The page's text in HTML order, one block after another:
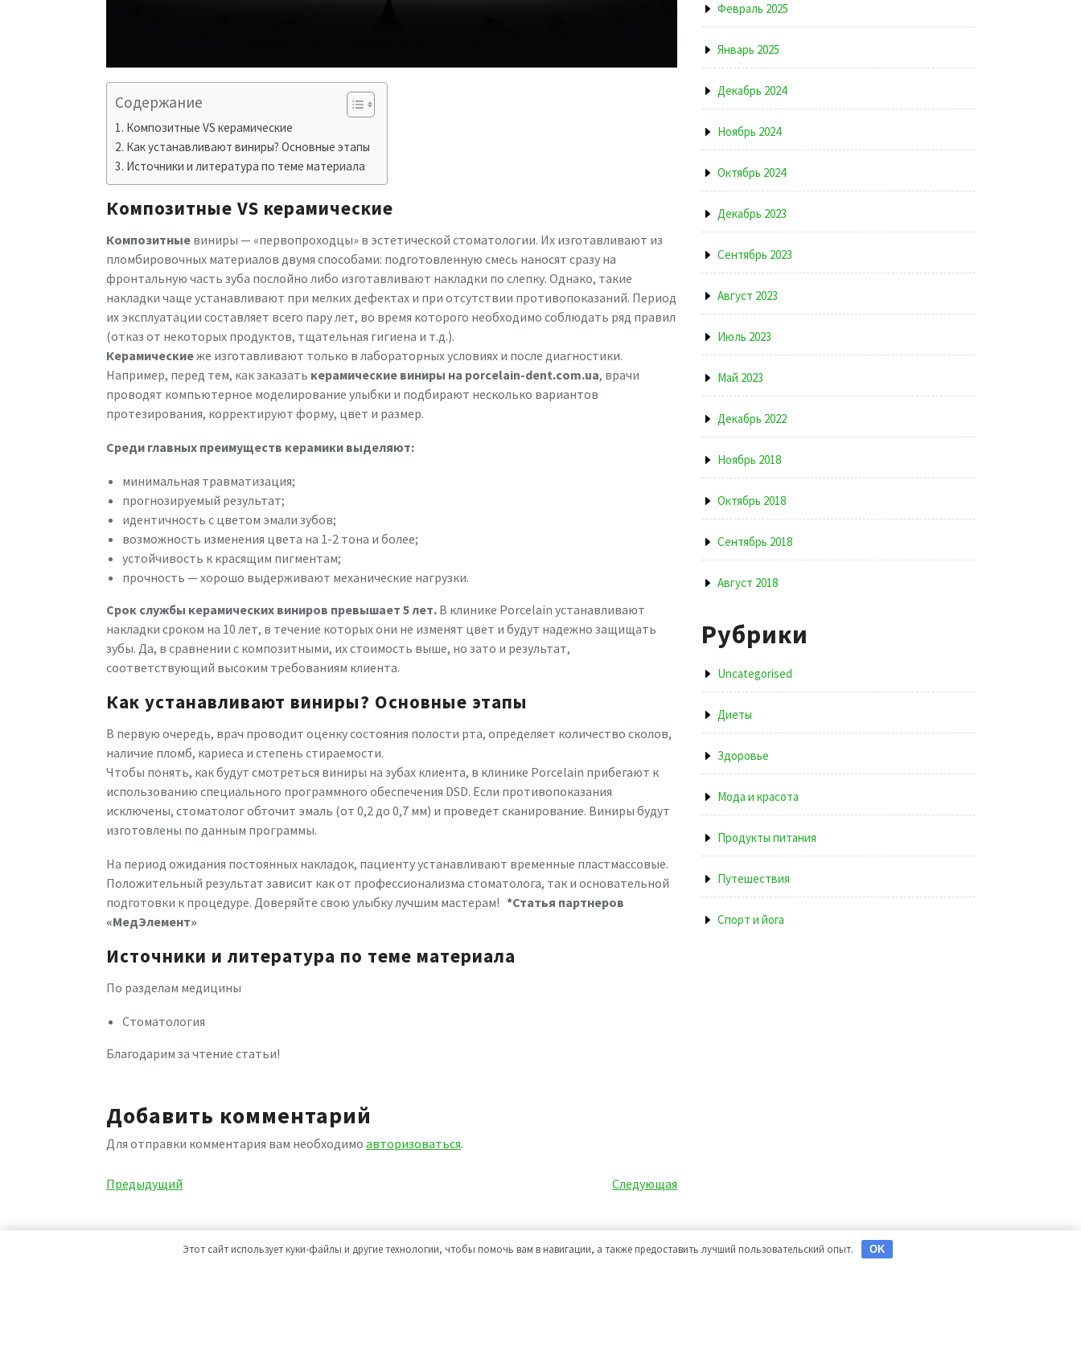
Содержание
Композитные VS керамические
Как устанавливают виниры? Основные этапы
Источники и литература по теме материала
Композитные VS керамические
Композитные виниры — «первопроходцы» в эстетической стоматологии. Их изготавливают из
пломбировочных материалов двумя способами: подготовленную смесь наносят сразу на
фронтальную часть зуба послойно либо изготавливают накладки по слепку. Однако, такие
накладки чаще устанавливают при мелких дефектах и при отсутствии противопоказаний. Период
их эксплуатации составляет всего пару лет, во время которого необходимо соблюдать ряд правил
(отказ от некоторых продуктов, тщательная гигиена и т.д.).
Керамическиеже изготавливают только в лабораторных условиях и после диагностики.
Например, перед тем, как заказать керамические виниры на porcelain-dent.com.ua, врачи
проводят компьютерное моделирование улыбки и подбирают несколько вариантов
протезирования, корректируют форму, цвет и размер.
Среди главных преимуществ керамики выделяют:
минимальная травматизация;
прогнозируемый результат;
идентичность с цветом эмали зубов;
возможность изменения цвета на 1-2 тона и более;
устойчивость к красящим пигментам;
прочность — хорошо выдерживают механические нагрузки.
Срок службы керамических виниров превышает 5 лет. В клинике Porcelain устанавливают
накладки сроком на 10 лет, в течение которых они не изменят цвет и будут надежно защищать
зубы. Да, в сравнении с композитными, их стоимость выше, но зато и результат,
соответствующий высоким требованиям клиента.
Как устанавливают виниры? Основные этапы
В первую очередь, врач проводит оценку состояния полости рта, определяет количество сколов,
наличие пломб, кариеса и степень стираемости.
Чтобы понять, как будут смотреться виниры на зубах клиента, в клинике Porcelain прибегают к
использованию специального программного обеспечения DSD. Если противопоказания
исключены, стоматолог обточит эмаль (от 0,2 до 0,7 мм) и проведет сканирование. Виниры будут
изготовлены по данным программы.
На период ожидания постоянных накладок, пациенту устанавливают временные пластмассовые.
Положительный результат зависит как от профессионализма стоматолога, так и основательной
подготовки к процедуре. Доверяйте свою улыбку лучшим мастерам! *Статья партнеров
«МедЭлемент»
Источники и литература по теме материала
По разделам медицины
Стоматология
Благодарим за чтение статьи!
Добавить комментарий
Для отправки комментария вам необходимо авторизоваться.
Навигация
записям
Предыдущая
Предыдущий
Следующая
Следующая
Февраль 2025
Январь 2025
Декабрь 2024
Ноябрь 2024
Октябрь 2024
Декабрь 2023
Сентябрь 2023
Август 2023
Июль 2023
Май 2023
Декабрь 2022
Ноябрь 2018
Октябрь 2018
Сентябрь 2018
Август 2018
Рубрики
Uncategorised
Диеты
Здоровье
Мода и красота
Продукты питания
Путешествия
Спорт и йога
Этот сайт использует куки-файлы и другие технологии, чтобы помочь вам в навигации, а также предоставить лучший пользовательский опыт. OK